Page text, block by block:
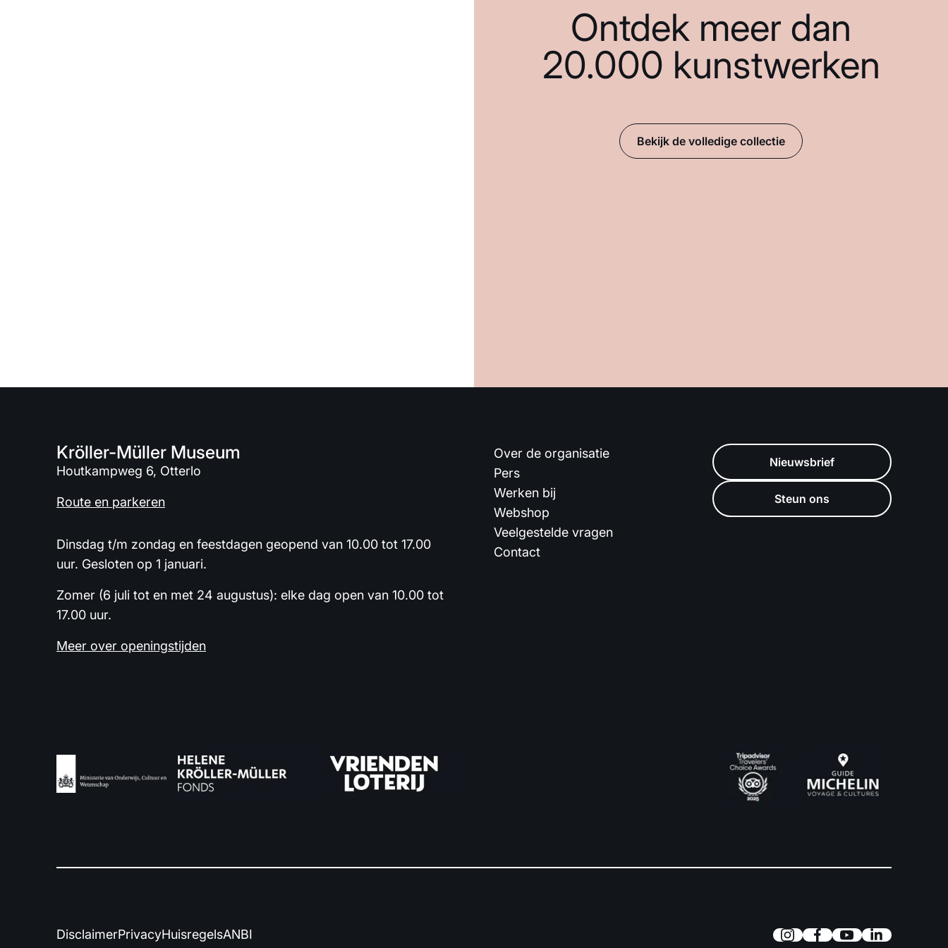
Ontdek meer dan
20.000 kunstwerken
Bekijk de volledige collectie
Kröller-Müller Museum
Houtkampweg 6, Otterlo
Route en parkeren
Dinsdag t/m zondag en feestdagen geopend van 10.00 tot 17.00
uur. Gesloten op 1 januari.
Zomer (6 juli tot en met 24 augustus): elke dag open van 10.00 tot
17.00 uur.
Meer over openingstijden
Over de organisatie
Pers
Werken bij
Webshop
Veelgestelde vragen
Contact
Nieuwsbrief
Steun ons
DisclaimerPrivacyHuisregelsANBI